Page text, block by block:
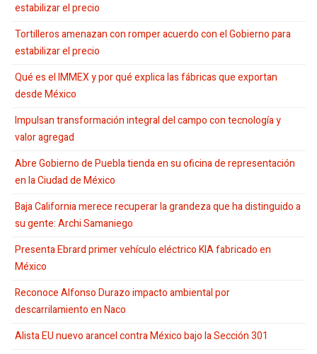
estabilizar el precio
Tortilleros amenazan con romper acuerdo con el Gobierno para
estabilizar el precio
Qué es el IMMEX y por qué explica las fábricas que exportan
desde México
Impulsan transformación integral del campo con tecnología y
valor agregad
Abre Gobierno de Puebla tienda en su oficina de representación
en la Ciudad de México
Baja California merece recuperar la grandeza que ha distinguido a
su gente: Archi Samaniego
Presenta Ebrard primer vehículo eléctrico KIA fabricado en
México
Reconoce Alfonso Durazo impacto ambiental por
descarrilamiento en Naco
Alista EU nuevo arancel contra México bajo la Sección 301